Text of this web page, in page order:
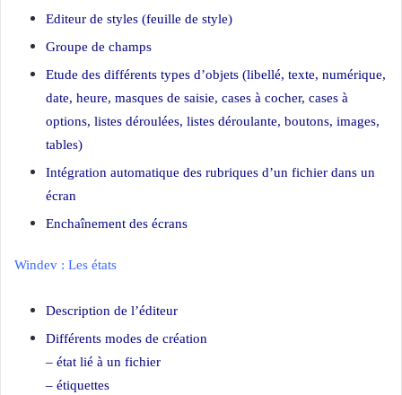
Editeur de styles (feuille de style)
Groupe de champs
Etude des différents types d’objets (libellé, texte, numérique,
date, heure, masques de saisie, cases à cocher, cases à
options, listes déroulées, listes déroulante, boutons, images,
tables)
Intégration automatique des rubriques d’un fichier dans un
écran
Enchaînement des écrans
Windev : Les états
Description de l’éditeur
Différents modes de création
– état lié à un fichier
– étiquettes